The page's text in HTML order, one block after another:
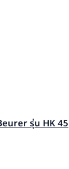
รุ่น HK 45